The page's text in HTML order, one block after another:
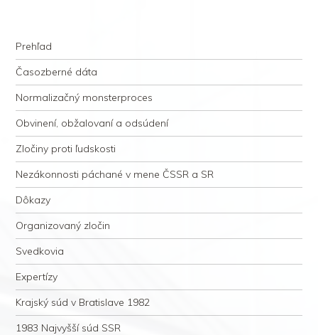
justície
Navigation
Skip to content
Prehľad
Časozberné dáta
Normalizačný monsterproces
Obvinení, obžalovaní a odsúdení
Zločiny proti ľudskosti
Nezákonnosti páchané v mene ČSSR a SR
Dôkazy
Organizovaný zločin
Svedkovia
Expertízy
Krajský súd v Bratislave 1982
1983 Najvyšší súd SSR